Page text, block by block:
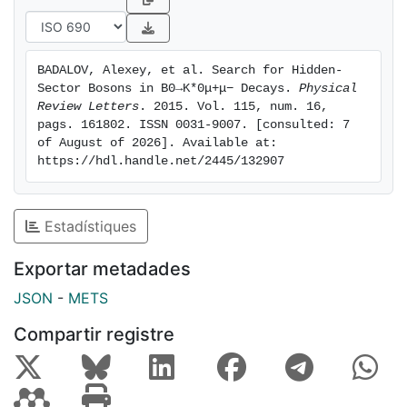
BADALOV, Alexey, et al. Search for Hidden-
Sector Bosons in B0→K*0μ+μ− Decays. Physical
Review Letters . 2015. Vol. 115, num. 16,
pags. 161802. ISSN 0031-9007. [consulted: 7
of August of 2026]. Available at:
https://hdl.handle.net/2445/132907
Estadístiques
Exportar metadades
JSON - METS
Compartir registre